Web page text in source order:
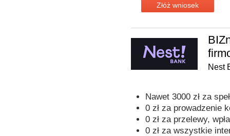
Złóż wniosek
Nest
Nawet 3000 zł za
0 zł za prowadzenie
0 zł za przelewy,
0 zł za wszystkie